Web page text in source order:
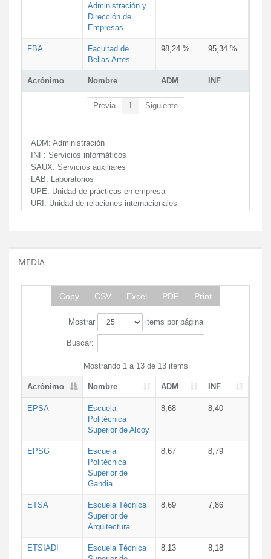
Acrónimo Nombre ADM INF
Administración y
Dirección de
Empresas
FBA
Facultad de
Bellas Artes
98,24 % 95,34 %
Previa 1 Siguiente
ADM: Administración
INF: Servicios informáticos
SAUX: Servicios auxiliares
LAB: Laboratorios
UPE: Unidad de prácticas en empresa
URI: Unidad de relaciones internacionales
MEDIA
Copy CSV Excel PDF Print
Mostrar items por página
Buscar:
Mostrando 1 a 13 de 13 items
Acrónimo Nombre ADM INF
EPSA
Escuela
Politécnica
Superior de Alcoy
8,68 8,40
EPSG
Escuela
Politécnica
Superior de
Gandia
8,67 8,79
ETSA
Escuela Técnica
Superior de
Arquitectura
8,69 7,86
ETSIADI
Escuela Técnica
8,13 8,18